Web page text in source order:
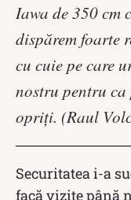
Iawa de 350 cm
dispărem foarte
cu cuie pe care
nostru pentru
opriţi. (Raul
Securitatea i-a
facă vizite până